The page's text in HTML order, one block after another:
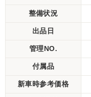
整備状況
出品日
管理NO.
付属品
新車時参考価格